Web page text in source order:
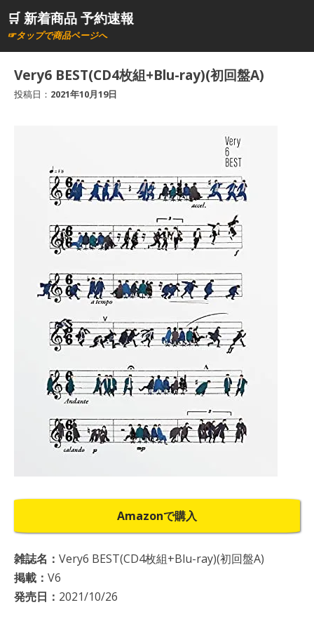
ン🛒 新着商品 予約速報
☞タップで商品ページへ
Very6 BEST(CD4枚組+Blu-ray)(初回盤A)
投稿日： 2021年10月19日
Amazonで購入
雑誌名： Very6 BEST(CD4枚組+Blu-ray)(初回盤A)
掲載： V6
発売日： 2021/10/26